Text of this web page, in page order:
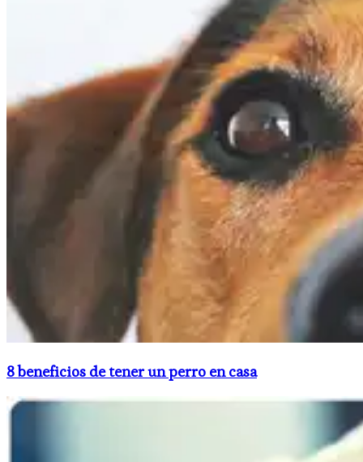
8 beneficios de tener un perro en casa